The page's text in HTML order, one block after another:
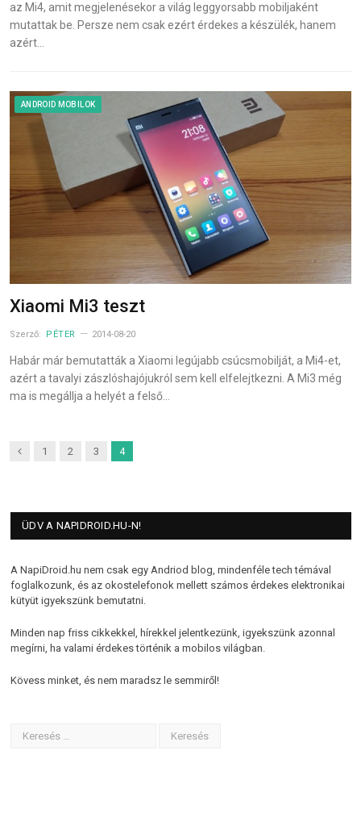
az Mi4, amit megjelenésekor a világ leggyorsabb mobiljaként
mutattak be. Persze nem csak ezért érdekes a készülék, hanem
azért…
ANDROID MOBILOK
Xiaomi Mi3 teszt
Szerző: PÉTER 2014-08-20
Habár már bemutatták a Xiaomi legújabb csúcsmobilját, a Mi4-et,
azért a tavalyi zászlóshajójukról sem kell elfelejtkezni. A Mi3 még
ma is megállja a helyét a felső…
Previous
1 2 3 4
ÜDV A NAPIDROID.HU-N!
A NapiDroid.hu nem csak egy Andriod blog, mindenféle tech témával
foglalkozunk, és az okostelefonok mellett számos érdekes elektronikai
kütyüt igyekszünk bemutatni.
Minden nap friss cikkekkel, hírekkel jelentkezünk, igyekszünk azonnal
megírni, ha valami érdekes történik a mobilos világban.
Kövess minket, és nem maradsz le semmiről!